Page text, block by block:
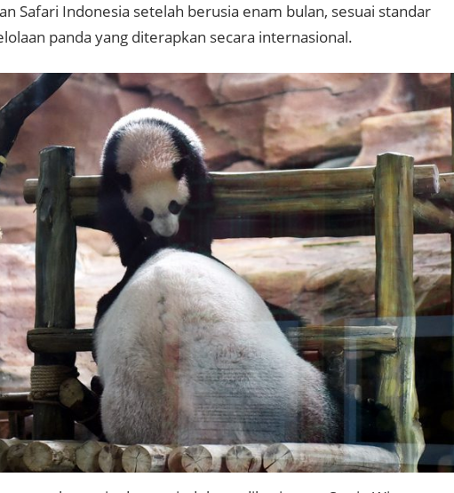
Safari Indonesia setelah berusia enam bulan, sesuai standar
panda yang diterapkan secara internasional.